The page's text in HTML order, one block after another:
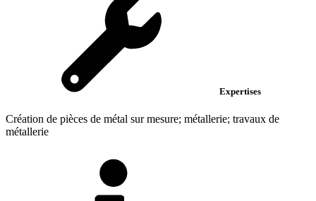
Expertises
Création de pièces de métal sur mesure; métallerie; travaux de
métallerie